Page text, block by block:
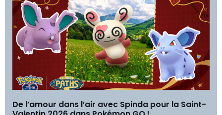
De l’amour dans l’air avec Spinda pour la Saint-